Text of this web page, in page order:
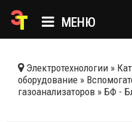
МЕНЮ
КАТАЛОГ
Электротехнологии »
оборудование »
газоанализаторов » БФ -